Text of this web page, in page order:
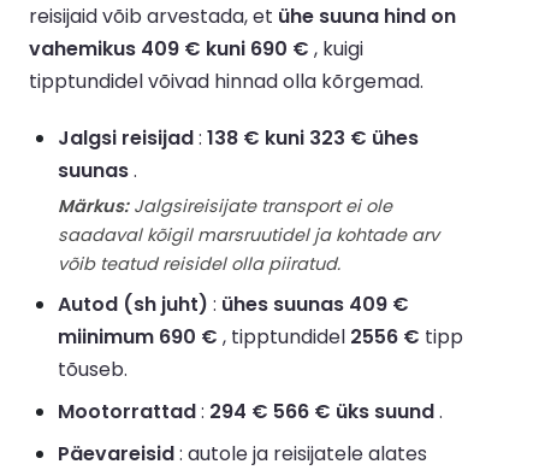
reisijaid võib arvestada, et ühe suuna hind on
vahemikus 409 € kuni 690 € , kuigi
tipptundidel võivad hinnad olla kõrgemad.
Jalgsi reisijad: 138 € kuni 323 € ühes
suunas.
Märkus:Jalgsireisijate transport ei ole
saadaval kõigil marsruutidel ja kohtade arv
võib teatud reisidel olla piiratud.
Autod (sh juht) : ühes suunas 409 €
miinimum 690 € , tipptundidel 2556 € tipp
tõuseb.
Mootorrattad: 294 € 566 € üks suund.
Päevareisid: autole ja reisijatele alates